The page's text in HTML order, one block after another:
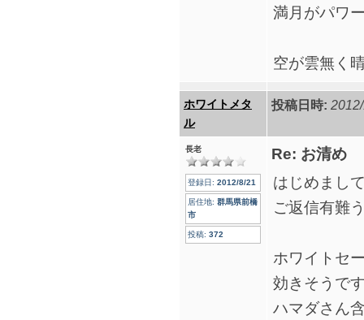
満月がパワ
空が雲無く
ホワイトメタ
ル
投稿日時:
長老
登録日: 2012/8/21
居住地: 群馬県前橋
市
投稿: 372
Re: お清め
はじめまし
ご返信有難
ホワイトセ
効きそうで
ハマダさん